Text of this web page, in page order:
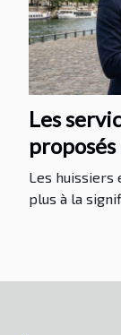
Les
Île-de-
Les huissiers
plus à la